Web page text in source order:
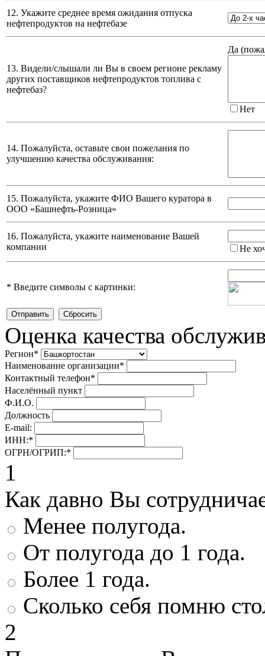
12. Укажите среднее время ожидания отпуска
нефтепродуктов на нефтебазе
13. Видели/слышали ли Вы в своем регионе рекламу
других поставщиков нефтепродуктов топлива с
нефтебаз?
Да (
Нет
14. Пожалуйста, оставьте свои пожелания по
улучшению качества обслуживания:
15. Пожалуйста, укажите ФИО Вашего куратора в
ООО «Башнефть-Розница»
16. Пожалуйста, укажите наименование Вашей
компании
Не
* Введите символы с картинки:
Оценка качества
Регион*
Наименование организации*
Контактный телефон*
Населённый пункт
Ф.И.О.
Должность
E-mail:
ИНН:*
ОГРН/ОГРИП:*
1
Как давно Вы
Менее полугода.
От полугода до 1 года.
Более 1 года.
Сколько себя помню
2